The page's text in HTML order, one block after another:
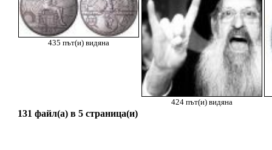
435 път(и) видяна
424 път(и) видяна
131 файл(а) в 5 страница(и)